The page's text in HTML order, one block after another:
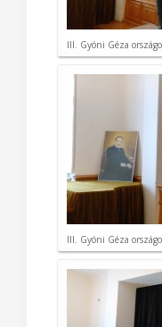
III. Gyóni Géza
III. Gyóni Géza